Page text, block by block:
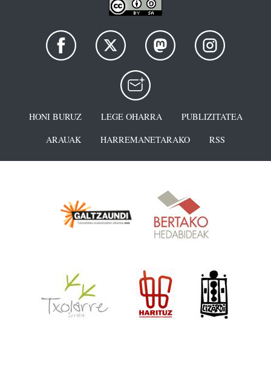
HONI BURUZ LEGE OHARRA
PUBLIZITATEA
ARAUAK
HARREMANETARAKO RSS